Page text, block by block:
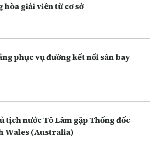
hòa giải viên từ cơ sở
phục vụ đường kết nối sân bay
tịch nước Tô Lâm gặp Thống đốc
Wales (Australia)